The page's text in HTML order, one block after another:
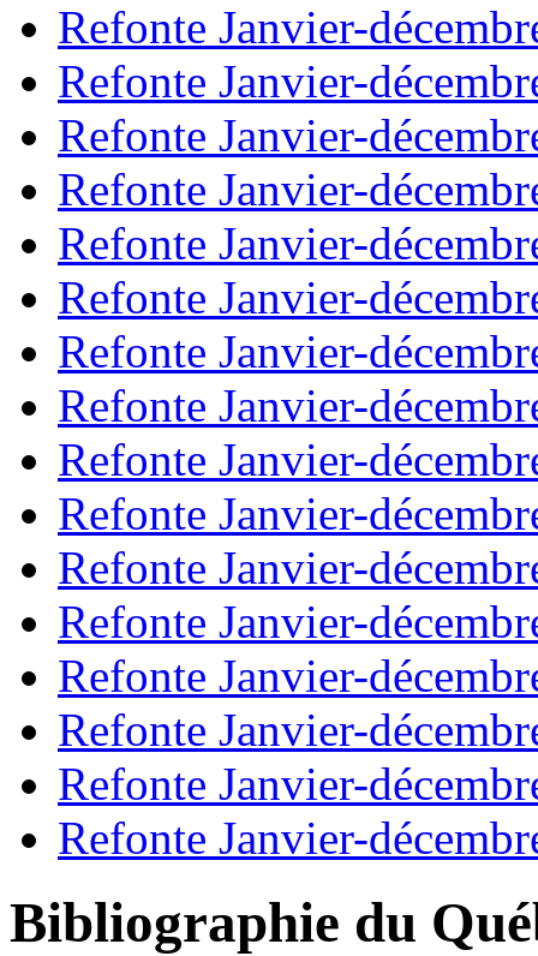
Refonte Janvier-
Refonte Janvier-
Refonte Janvier-
Refonte Janvier-
Refonte Janvier-
Refonte Janvier-
Refonte Janvier-
Refonte Janvier-
Refonte Janvier-
Refonte Janvier-
Refonte Janvier-
Refonte Janvier-
Refonte Janvier-
Refonte Janvier-
Refonte Janvier-
Refonte Janvier-
Bibliographie du